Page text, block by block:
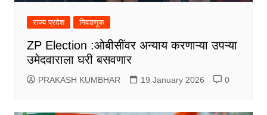
राज्य प्रदेश निवडणूक
ZP Election :ओबीसींवर अन्याय करणाऱ्या उपऱ्या
उमेदवाराला घरी बसवणार
PRAKASH KUMBHAR 19 January 2026 0